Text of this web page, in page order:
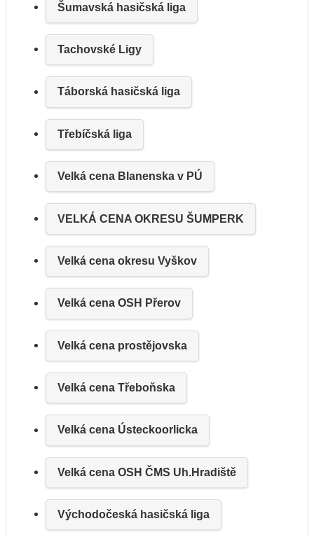
Šumavská hasičská liga
Tachovské Ligy
Táborská hasičská liga
Třebíčská liga
Velká cena Blanenska v PÚ
VELKÁ CENA OKRESU ŠUMPERK
Velká cena okresu Vyškov
Velká cena OSH Přerov
Velká cena prostějovska
Velká cena Třeboňska
Velká cena Ústeckoorlicka
Velká cena OSH ČMS Uh.Hradiště
Východočeská hasičská liga